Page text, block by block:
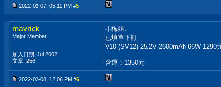
2022-02-07, 05:11 PM #5
mavrick
Major Member
加入日期: Jul 2002
文章: 256
小梅姐:
已填單下訂
V10 (SV12) 25.2V 2600mAh 66W 1290
含運：1350元
2022-02-08, 12:06 PM #6